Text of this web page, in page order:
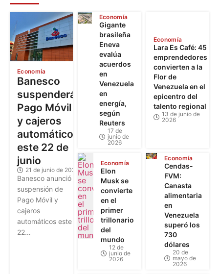
Economía
Banesco
suspenderá
Pago Móvil
y cajeros
automáticos
este 22 de
junio
21 de junio de 2026
Banesco anunció la
suspensión de
Pago Móvil y
cajeros
automáticos este
22…
Economía
Gigante
brasileña
Eneva
evalúa
acuerdos
en
Venezuela
en
energía,
según
Reuters
17 de
junio de
2026
Economía
Lara Es Café: 45
emprendedores
convierten a la
Flor de
Venezuela en el
epicentro del
talento regional
13 de junio de
2026
Economía
Elon
Musk se
convierte
en el
primer
trillonario
del
mundo
12 de
junio de
2026
Economía
Cendas-
FVM:
Canasta
alimentaria
en
Venezuela
superó los
730
dólares
20 de
mayo de
2026